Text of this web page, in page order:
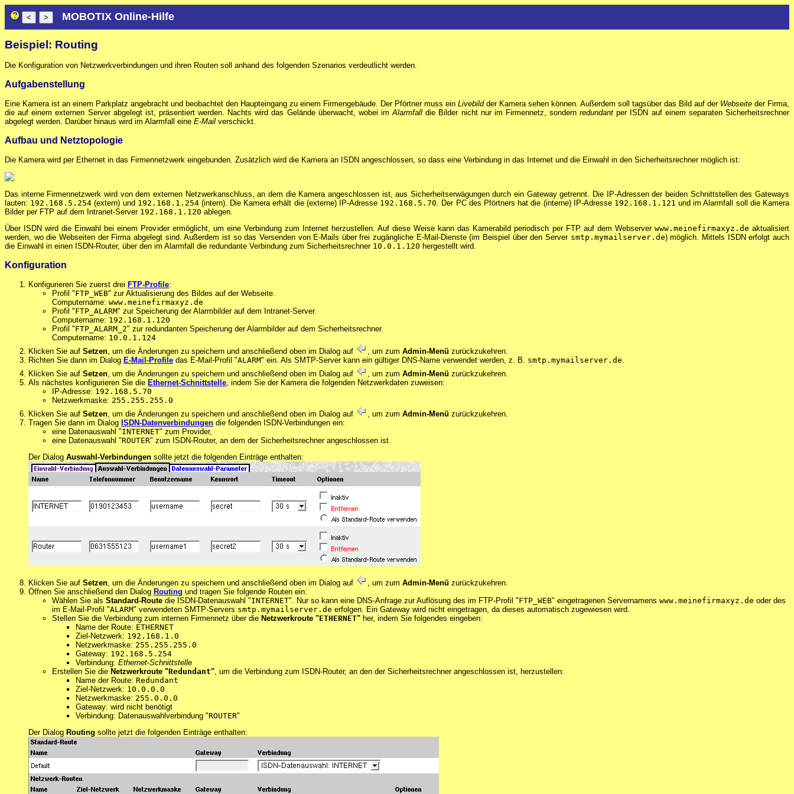
MOBOTIX Online-Hilfe
Beispiel: Routing
Die Konfiguration von Netzwerkverbindungen und ihren Routen soll anhand des folgenden Szenarios verdeutlicht werden.
Aufgabenstellung
Eine Kamera ist an einem Parkplatz angebracht und beobachtet den Haupteingang zu einem Firmengebäude. Der Pförtner muss ein Livebildder Kamera sehen können. Außerdem soll tagsüber das Bild auf der Webseite der Firma,
die auf einem externen Server abgelegt ist, präsentiert werden. Nachts wird das Gelände überwacht, wobei imAlarmfall die Bilder nicht nur im Firmennetz, sondernredundant per ISDN auf einem separaten Sicherheitsrechner
abgelegt werden. Darüber hinaus wird im Alarmfall eine E-Mail verschickt.
Aufbau und Netztopologie
Die Kamera wird per Ethernet in das Firmennetzwerk eingebunden. Zusätzlich wird die Kamera an ISDN angeschlossen, so dass eine Verbindung in das Internet und die Einwahl in den Sicherheitsrechner möglich ist:
Das interne Firmennetzwerk wird von dem externen Netzwerkanschluss, an dem die Kamera angeschlossen ist, aus Sicherheitserwägungen durch ein Gateway getrennt. Die IP-Adressen der beiden Schnittstellen des Gateways
lauten: 192.168.5.254 (extern) und 192.168.1.254(intern). Die Kamera erhält die (externe) IP-Adresse 192.168.5.70 . Der PC des Pförtners hat die (interne) IP-Adresse 192.168.1.121 und im Alarmfall soll die Kamera
Bilder per FTP auf dem Intranet-Server 192.168.1.120 ablegen.
Über ISDN wird die Einwahl bei einem Provider ermöglicht, um eine Verbindung zum Internet herzustellen. Auf diese Weise kann das Kamerabild periodisch per FTP auf dem Webserver www.meinefirmaxyz.de aktualisiert
werden, wo die Webseiten der Firma abgelegt sind. Außerdem ist so das Versenden von E-Mails über frei zugängliche E-Mail-Dienste (im Beispiel über den Server smtp.mymailserver.de) möglich. Mittels ISDN erfolgt auch
die Einwahl in einen ISDN-Router, über den im Alarmfall die redundante Verbindung zum Sicherheitsrechner 10.0.1.120 hergestellt wird.
Konfiguration
Konfigurieren Sie zuerst drei FTP-Profile:
Profil "FTP_WEB" zur Aktualisierung des Bildes auf der Webseite.
Computername: www.meinefirmaxyz.de
Profil "FTP_ALARM" zur Speicherung der Alarmbilder auf dem Intranet-Server.
Computername: 192.168.1.120
Profil "FTP_ALARM_2" zur redundanten Speicherung der Alarmbilder auf dem Sicherheitsrechner.
Computername: 10.0.1.124
Klicken Sie auf Setzen , um die Änderungen zu speichern und anschließend oben im Dialog auf , um zum Admin-Menü zurückzukehren.
Richten Sie dann im Dialog E-Mail-Profile das E-Mail-Profil "ALARM" ein. Als SMTP-Server kann ein gültiger DNS-Name verwendet werden, z. B. smtp.mymailserver.de
Klicken Sie auf Setzen , um die Änderungen zu speichern und anschließend oben im Dialog auf , um zum Admin-Menü zurückzukehren.
Als nächstes konfigurieren Sie die Ethernet-Schnittstelle , indem Sie der Kamera die folgenden Netzwerkdaten zuweisen:
IP-Adresse: 192.168.5.70
Netzwerkmaske: 255.255.255.0
Klicken Sie auf Setzen , um die Änderungen zu speichern und anschließend oben im Dialog auf , um zum Admin-Menü zurückzukehren.
Tragen Sie dann im Dialog ISDN-Datenverbindungen die folgenden ISDN-Verbindungen ein:
eine Datenauswahl "INTERNET" zum Provider,
eine Datenauswahl "ROUTER" zum ISDN-Router, an dem der Sicherheitsrechner angeschlossen ist.
Der Dialog Auswahl-Verbindungen sollte jetzt die folgenden Einträge enthalten:
Klicken Sie auf Setzen , um die Änderungen zu speichern und anschließend oben im Dialog auf , um zum Admin-Menü zurückzukehren.
Öffnen Sie anschließend den Dialog Routing und tragen Sie folgende Routen ein:
Wählen Sie als Standard-Route die ISDN-Datenauswahl "INTERNET". Nur so kann eine DNS-Anfrage zur Auflösung des im FTP-Profil "FTP_WEB" eingetragenen Servernamens www.meinefirmaxyz.de oder des
im E-Mail-Profil "ALARM" verwendeten SMTP-Servers smtp.mymailserver.de erfolgen. Ein Gateway wird nicht eingetragen, da dieses automatisch zugewiesen wird.
Stellen Sie die Verbindung zum internen Firmennetz über die Netzwerkroute "ETHERNET" her, indem Sie folgendes eingeben:
Name der Route: ETHERNET
Ziel-Netzwerk: 192.168.1.0
Netzwerkmaske: 255.255.255.0
Gateway: 192.168.5.254
Verbindung: Ethernet-Schnittstelle
Erstellen Sie die Netzwerkroute "Redundant" , um die Verbindung zum ISDN-Router, an den der Sicherheitsrechner angeschlossen ist, herzustellen:
Name der Route: Redundant
Ziel-Netzwerk: 10.0.0.0
Netzwerkmaske: 255.0.0.0
Gateway: wird nicht benötigt
Verbindung: Datenauswahlverbindung "ROUTER"
Der Dialog Routing sollte jetzt die folgenden Einträge enthalten: